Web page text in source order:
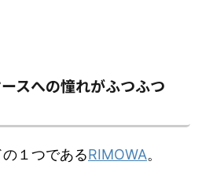
スへの憧れがふつふつ
１つであるRIMOWA。